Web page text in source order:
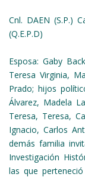
Cnl. DAEN (S.P.)
(Q.E.P.D)
Esposa: Gaby
Teresa Virginia,
Prado; hijos
Álvarez, Madela
Teresa, Teresa,
Ignacio, Carlos
demás familia
Investigación
las que